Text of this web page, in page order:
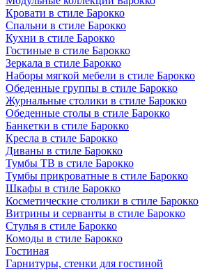
Кровати в стиле Барокко
Спальни в стиле Барокко
Кухни в стиле Барокко
Гостиные в стиле Барокко
Зеркала в стиле Барокко
Наборы мягкой мебели в стиле Барокко
Обеденные группы в стиле Барокко
Журнальные столики в стиле Барокко
Обеденные столы в стиле Барокко
Банкетки в стиле Барокко
Кресла в стиле Барокко
Диваны в стиле Барокко
Тумбы ТВ в стиле Барокко
Тумбы прикроватные в стиле Барокко
Шкафы в стиле Барокко
Косметические столики в стиле Барокко
Витрины и серванты в стиле Барокко
Стулья в стиле Барокко
Комоды в стиле Барокко
Гостиная
Гарнитуры, стенки для гостиной